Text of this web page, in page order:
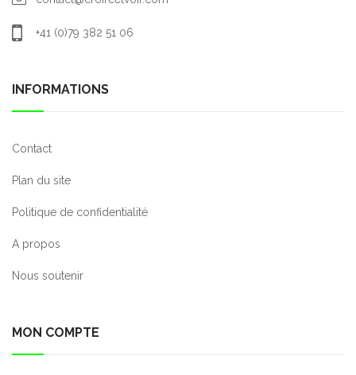
+41 (0)79 382 51 06
INFORMATIONS
Contact
Plan du site
Politique de confidentialité
A propos
Nous soutenir
MON COMPTE